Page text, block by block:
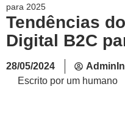
para 2025
Tendências
Digital B2C
28/05/2024
Escrito por um humano